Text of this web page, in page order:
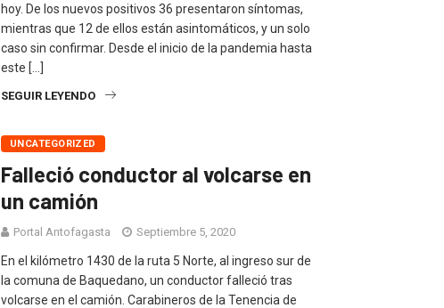
hoy. De los nuevos positivos 36 presentaron síntomas,
mientras que 12 de ellos están asintomáticos, y un solo
caso sin confirmar. Desde el inicio de la pandemia hasta
este […]
SEGUIR LEYENDO
UNCATEGORIZED
Falleció conductor al volcarse en
un camión
Portal Antofagasta Septiembre 5, 2020
En el kilómetro 1430 de la ruta 5 Norte, al ingreso sur de
la comuna de Baquedano, un conductor falleció tras
volcarse en el camión. Carabineros de la Tenencia de